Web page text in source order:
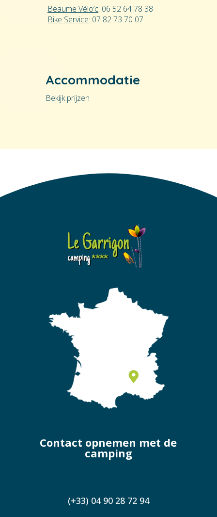
Beaume Vélo’c: 06 52 64 78 38
Bike Service: 07 82 73 70 07.
Accommodatie
Bekijk prijzen
Contact opnemen met de
camping
(+33) 04 90 28 72 94